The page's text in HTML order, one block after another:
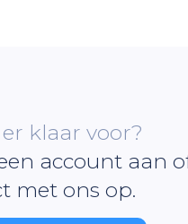
klaar voor?
account aan
met ons op.